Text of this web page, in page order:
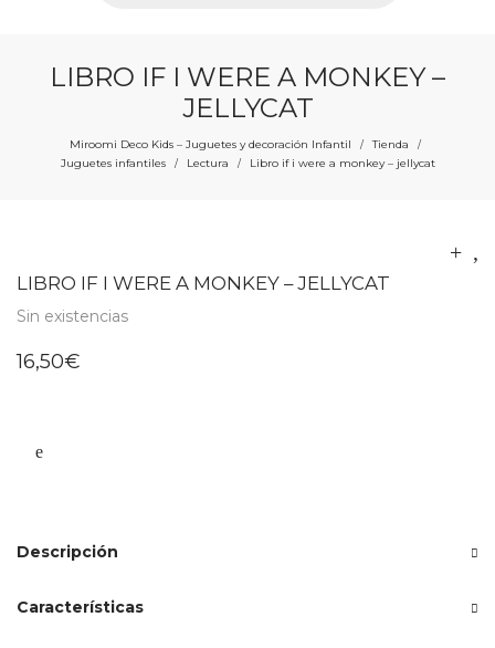
LIBRO IF I WERE A MONKEY –
JELLYCAT
Miroomi Deco Kids – Juguetes y decoración Infantil / Tienda /
Juguetes infantiles / Lectura / Libro if i were a monkey – jellycat
LIBRO IF I WERE A MONKEY – JELLYCAT
Sin existencias
16,50€
Descripción
Características